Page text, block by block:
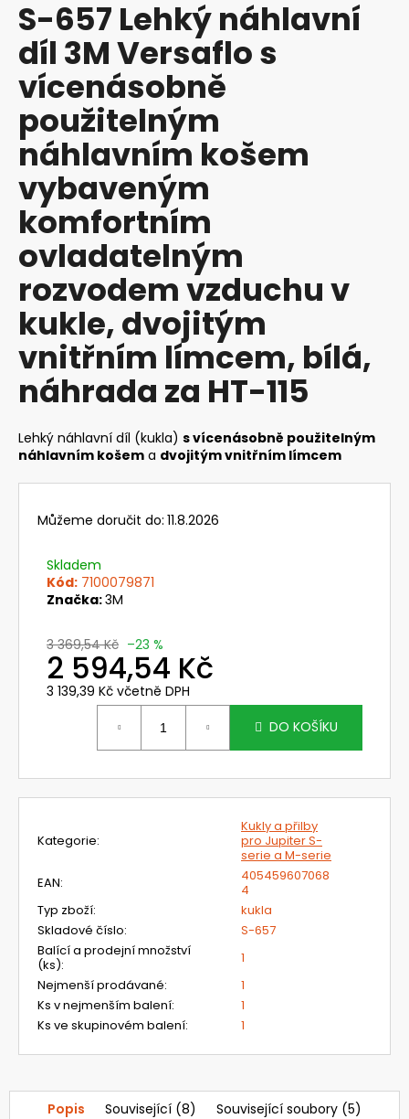
produktu
je
0,0
z
5
hvězdiček.
S-657 Lehký náhlavní
díl 3M Versaflo s
vícenásobně
použitelným
náhlavním košem
vybaveným
komfortním
ovladatelným
rozvodem vzduchu v
kukle, dvojitým
vnitřním límcem, bílá,
náhrada za HT-115
Lehký náhlavní díl (kukla) s vícenásobně použitelným
náhlavním košem a dvojitým vnitřním límcem
Můžeme doručit do: 11.8.2026
Skladem
Kód: 7100079871
Značka:3M
3 369,54 Kč –23 %
2 594,54 Kč
3 139,39 Kč včetně DPH
DO KOŠÍKU
Kategorie:
Kukly a přilby
pro Jupiter S-
serie a M-serie
EAN:
405459607068
4
Typ zboží:
kukla
Skladové číslo:
S-657
Balící a prodejní množství
(ks):
1
Nejmenší prodávané:
1
Ks v nejmenším balení:
1
Ks ve skupinovém balení: 1
Popis Související (8)
Související soubory (5)
a
j
í
t
?
HLEDAT
D
o
p
o
r
u
u
j
631830
SVÁŘEČSKÁ
KUKLA
269,76
Kč
385,37